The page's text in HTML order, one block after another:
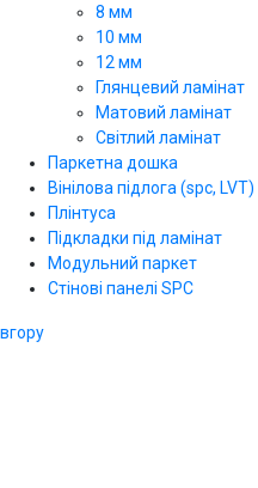
8 мм
10 мм
12 мм
Глянцевий ламінат
Матовий ламінат
Світлий ламінат
Паркетна дошка
Вінілова підлога (spc, LVT)
Плінтуса
Підкладки під ламінат
Модульний паркет
Стінові панелі SPС
вгору